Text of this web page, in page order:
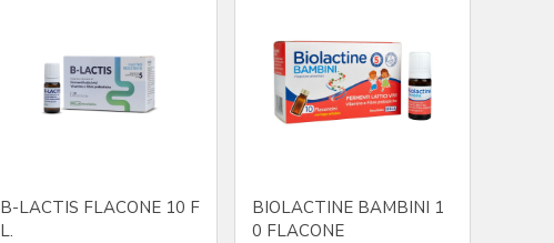
B-LACTIS FLACONE 10 F
L.
BIOLACTINE BAMBINI 1
0 FLACONE